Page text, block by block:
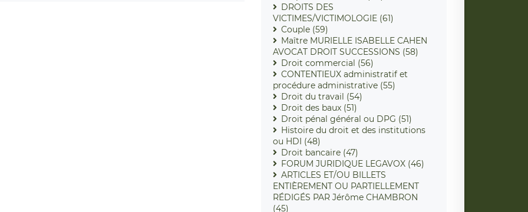
DROITS DES
VICTIMES/VICTIMOLOGIE (61)
Couple (59)
Maître MURIELLE ISABELLE CAHEN
AVOCAT DROIT SUCCESSIONS (58)
Droit commercial (56)
CONTENTIEUX administratif et
procédure administrative (55)
Droit du travail (54)
Droit des baux (51)
Droit pénal général ou DPG (51)
Histoire du droit et des institutions
ou HDI (48)
Droit bancaire (47)
FORUM JURIDIQUE LEGAVOX (46)
ARTICLES ET/OU BILLETS
ENTIÈREMENT OU PARTIELLEMENT
RÉDIGÉS PAR Jérôme CHAMBRON
(45)